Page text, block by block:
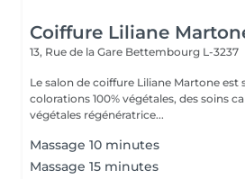
Coiffure Liliane
13, Rue de la Gare Bettembourg L-3237
Le salon de coiffure Liliane Martone est
colorations 100% végétales, des soins
végétales régénératrice...
Massage 10 minutes
Massage 15 minutes